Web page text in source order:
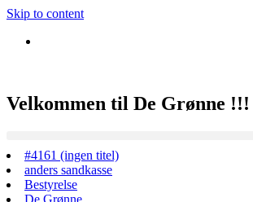
Skip to content
Velkommen til De Grønne !!!
#4161 (ingen titel)
anders sandkasse
Bestyrelse
De Grønne